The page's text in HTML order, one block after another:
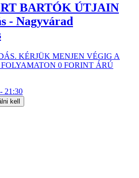
BARTÓK ÚTJAIN
- Nagyvárad
KÉRJÜK MENJEN VÉGIG A
0 FORINT ÁRÚ
21:30
kell